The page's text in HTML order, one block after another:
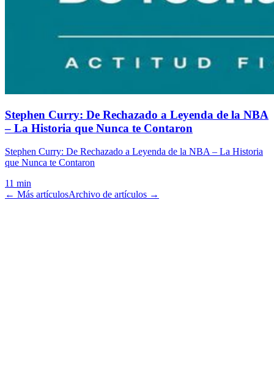
Stephen Curry: De Rechazado a Leyenda de la NBA
– La Historia que Nunca te Contaron
Stephen Curry: De Rechazado a Leyenda de la NBA – La Historia
que Nunca te Contaron
11 min
← Más artículosArchivo de artículos →